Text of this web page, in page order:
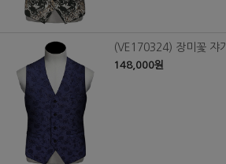
(VE170324) 장미꽃 쟈
148,000원